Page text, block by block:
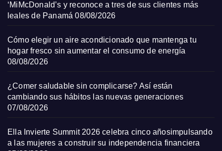
‘MiMcDonald’s y reconoce a tres de sus clientes más
leales de Panamá 08/08/2026
Cómo elegir un aire acondicionado que mantenga tu
hogar fresco sin aumentar el consumo de energía
08/08/2026
¿Comer saludable sin complicarse? Así están
cambiando sus hábitos las nuevas generaciones
07/08/2026
Ella Invierte Summit 2026 celebra cinco añosimpulsando
a las mujeres a construir su independencia financiera